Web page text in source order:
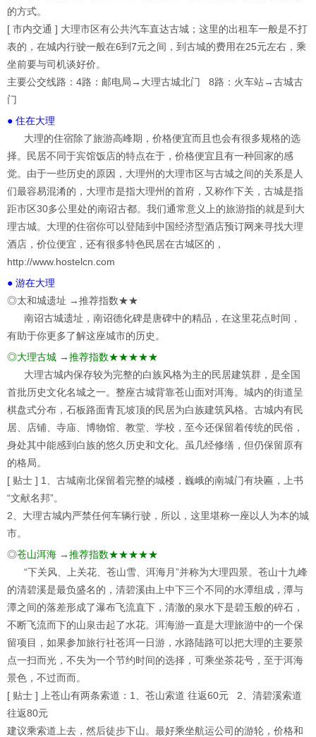
的方式。
[ 市内交通 ] 大理市区有公共汽车直达古城；这里的出租车一般是不打
表的，在城内行驶一般在6到7元之间，到古城的费用在25元左右，乘
坐前要与司机谈好价。
主要公交线路：4路：邮电局→大理古城北门 8路：火车站→古城古
门
● 住在大理
大理的住宿除了旅游高峰期，价格便宜而且也会有很多规格的选
择。民居不同于宾馆饭店的特点在于，价格便宜且有一种回家的感
觉。由于一些历史的原因，大理州的大理市区与古城之间的关系是人
们最容易混淆的，大理市是指大理州的首府，又称作下关，古城是指
距市区30多公里处的南诏古都。我们通常意义上的旅游指的就是到大
理古城。大理的住宿你可以登陆到中国经济型酒店预订网来寻找大理
酒店，价位便宜，还有很多特色民居在古城区的，
http://www.hostelcn.com
● 游在大理
◎太和城遗址 →推荐指数★★
南诏古城遗址，南诏德化碑是唐碑中的精品，在这里花点时间，
有助于你更多了解这座城市的历史。
◎大理古城 →推荐指数★★★★★
大理古城内保存较为完整的白族风格为主的民居建筑群，是全国
首批历史文化名城之一。整座古城背靠苍山面对洱海。城内的街道呈
棋盘式分布，石板路面青瓦坡顶的民居为白族建筑风格。古城内有民
居、店铺、寺庙、博物馆、教堂、学校，至今还保留着传统的民俗，
身处其中能感到白族的悠久历史和文化。虽几经修缮，但仍保留原有
的格局。
[ 贴士 ] 1、古城南北保留着完整的城楼，巍峨的南城门有块匾，上书
“文献名邦”。
2、大理古城内严禁任何车辆行驶，所以，这里堪称一座以人为本的城
市。
◎苍山洱海 →推荐指数★★★★★
“下关风、上关花、苍山雪、洱海月”并称为大理四景。苍山十九峰
的清碧溪是最负盛名的，清碧溪由上中下三个不同的水潭组成，潭与
潭之间的落差形成了瀑布飞流直下，清澈的泉水下是碧玉般的碎石，
不断飞流而下的山泉击起了水花。洱海游一直是大理旅游中的一个保
留项目，如果参加旅行社苍洱一日游，水路陆路可以把大理的主要景
点一扫而光，不失为一个节约时间的选择，可乘坐茶花号，至于洱海
景色，不过而而。
[ 贴士 ] 上苍山有两条索道：1、苍山索道 往返60元 2、清碧溪索道
往返80元
建议乘索道上去，然后徒步下山。最好乘坐航运公司的游轮，价格和